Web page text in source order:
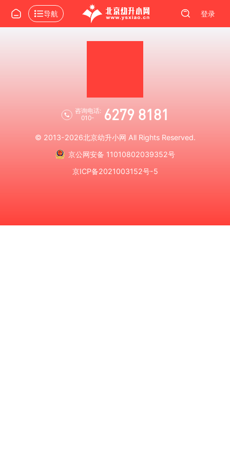
导航 登录
咨询电话:
010-
6279 8181
© 2013-2026北京幼升小网 All Rights Reserved.
京公网安备 11010802039352号
京ICP备2021003152号-5